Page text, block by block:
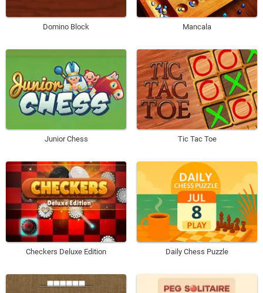
Domino Block Mancala
Junior Chess Tic Tac Toe
Checkers Deluxe Edition Daily Chess Puzzle